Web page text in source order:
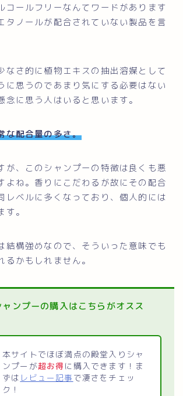
コールフリーなんてワードがあります
タノールが配合されていない製品を言
なさ的に植物エキスの抽出溶媒として
に思うのであまり気にする必要はない
念に思う人はいると思います。
な配合量の多さ。
が、このシャンプーの特徴は良くも悪
よね。香りにこだわるが故にその配合
レベルに多くなっており、個人的には
。
結構強めなので、そういった意味でも
かもしれません。
ンプーの購入はこちらがオスス
本サイトでほぼ満点の殿堂入りシャ
ンプーが超お得 に購入できます！ま
ずは レビュー記事 で凄さをチェッ
ク！